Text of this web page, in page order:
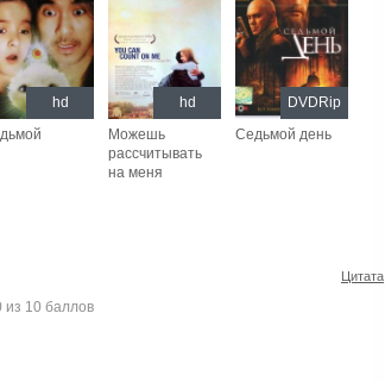
hd
Можешь
рассчитывать
на меня
hd
Седьмой день
DVDRip
Цитата
из 10 баллов